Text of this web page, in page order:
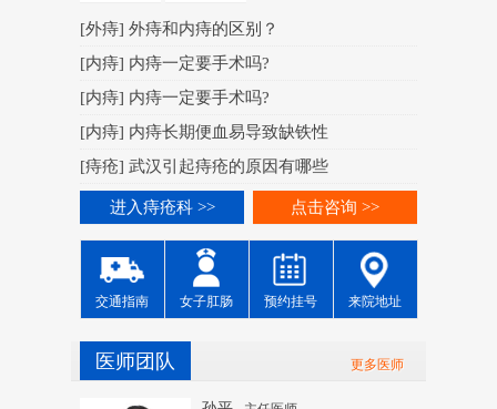
[外痔] 外痔和内痔的区别？
[内痔] 内痔一定要手术吗?
[内痔] 内痔一定要手术吗?
[内痔] 内痔长期便血易导致缺铁性
[痔疮] 武汉引起痔疮的原因有哪些
进入痔疮科 >> 点击咨询 >>
交通指南 女子肛肠 预约挂号 来院地址
更多医师
医师团队